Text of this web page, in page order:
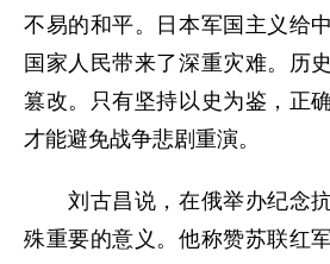
不易的和平。日本军国主义给
国家人民带来了深重灾难。历
篡改。只有坚持以史为鉴，正
才能避免战争悲剧重演。
刘古昌说，在俄举办纪念抗
殊重要的意义。他称赞苏联红